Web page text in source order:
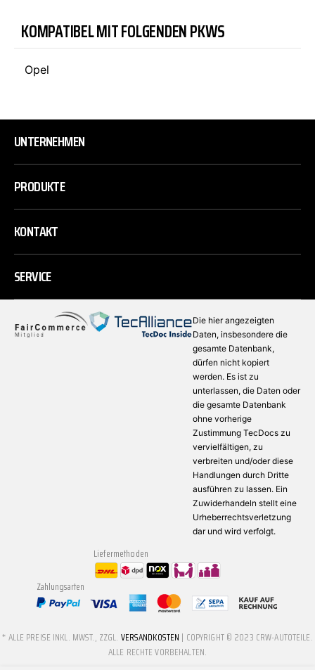
KOMPATIBEL MIT FOLGENDEN PKWS
Opel
UNTERNEHMEN
PRODUKTE
KONTAKT
SERVICE
Die hier angezeigten
Daten, insbesondere die
gesamte Datenbank,
dürfen nicht kopiert
werden. Es ist zu
unterlassen, die Daten oder
die gesamte Datenbank
ohne vorherige
Zustimmung TecDocs zu
vervielfältigen, zu
verbreiten und/oder diese
Handlungen durch Dritte
ausführen zu lassen. Ein
Zuwiderhandeln stellt eine
Urheberrechtsverletzung
dar und wird verfolgt.
Liefermethoden
Zahlungsarten
* ALLE PREISE INKL. MWST., ZZGL. VERSANDKOSTEN | COPYRIGHT © 2023 CRW-AUTOTEILE.
ALLE RECHTE VORBEHALTEN.